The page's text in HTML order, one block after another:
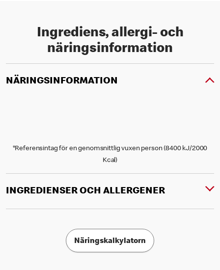
Ingrediens, allergi- och
näringsinformation
NÄRINGSINFORMATION
*Referensintag för en genomsnittlig vuxen person (8400 kJ/2000
Kcal)
INGREDIENSER OCH ALLERGENER
Näringskalkylatorn